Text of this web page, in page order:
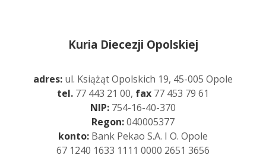
Kuria Diecezji Opolskiej
adres: ul. Książąt Opolskich 19, 45-005 Opole
tel. 77 443 21 00, fax 77 453 79 61
NIP: 754-16-40-370
Regon:040005377
konto: Bank Pekao S.A. I O. Opole
67 1240 1633 1111 0000 2651 3656